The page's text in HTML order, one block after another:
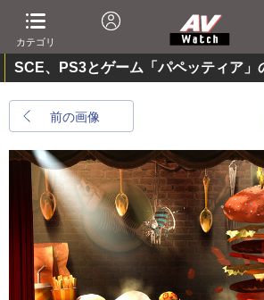
カテゴリ
SCE、PS3とゲーム「パペッティア」
前の画像